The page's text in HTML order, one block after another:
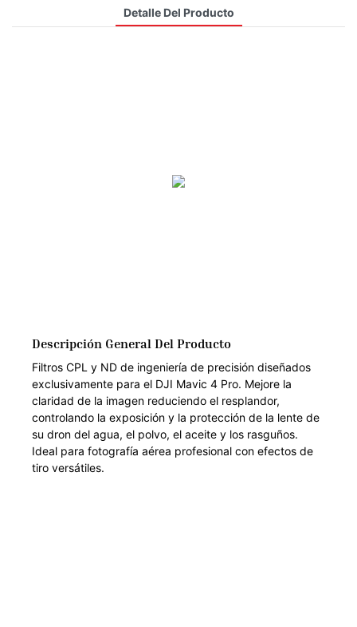
Detalle Del Producto
Descripción General Del Producto
Filtros CPL y ND de ingeniería de precisión diseñados
exclusivamente para el DJI Mavic 4 Pro. Mejore la
claridad de la imagen reduciendo el resplandor,
controlando la exposición y la protección de la lente de
su dron del agua, el polvo, el aceite y los rasguños.
Ideal para fotografía aérea profesional con efectos de
tiro versátiles.